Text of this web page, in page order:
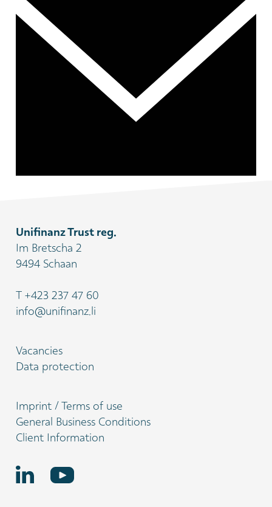
Unifinanz Trust reg.
Im Bretscha 2
9494 Schaan
T+423 237 47 60
info@unifinanz.li
Vacancies
Data protection
Imprint / Terms of use
General Business Conditions
Client Information